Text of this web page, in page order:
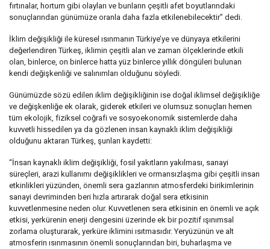
fırtınalar, hortum gibi olayları ve bunların çeşitli afet boyutlarındaki
sonuçlarından günümüze oranla daha fazla etkilenebilecektir” dedi.
İklim değişikliği ile küresel ısınmanın Türkiye’ye ve dünyaya etkilerini
değerlendiren Türkeş, iklimin çeşitli alan ve zaman ölçeklerinde etkili
olan, binlerce, on binlerce hatta yüz binlerce yıllık döngüleri bulunan
kendi değişkenliği ve salınımları olduğunu söyledi.
Günümüzde sözü edilen iklim değişikliğinin ise doğal iklimsel değişikliğe
ve değişkenliğe ek olarak, giderek etkileri ve olumsuz sonuçları hemen
tüm ekolojik, fiziksel coğrafi ve sosyoekonomik sistemlerde daha
kuvvetli hissedilen ya da gözlenen insan kaynaklı iklim değişikliği
olduğunu aktaran Türkeş, şunları kaydetti:
“İnsan kaynaklı iklim değişikliği, fosil yakıtların yakılması, sanayi
süreçleri, arazi kullanımı değişiklikleri ve ormansızlaşma gibi çeşitli insan
etkinlikleri yüzünden, önemli sera gazlarının atmosferdeki birikimlerinin
sanayi devriminden beri hızla artırarak doğal sera etkisinin
kuvvetlenmesine neden olur. Kuvvetlenen sera etkisinin en önemli ve açık
etkisi, yerkürenin enerji dengesini üzerinde ek bir pozitif ışınımsal
zorlama oluşturarak, yerküre iklimini ısıtmasıdır. Yeryüzünün ve alt
atmosferin ısınmasının önemli sonuçlarından biri, buharlaşma ve